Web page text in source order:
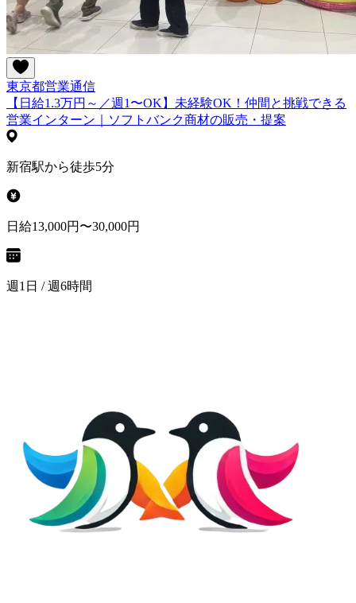
東京都営業通信
【日給1.3万円～／週1〜OK】未経験OK！仲間と挑戦できる
営業インターン｜ソフトバンク商材の販売・提案
新宿駅から徒歩5分
日給13,000円〜30,000円
週1日 / 週6時間